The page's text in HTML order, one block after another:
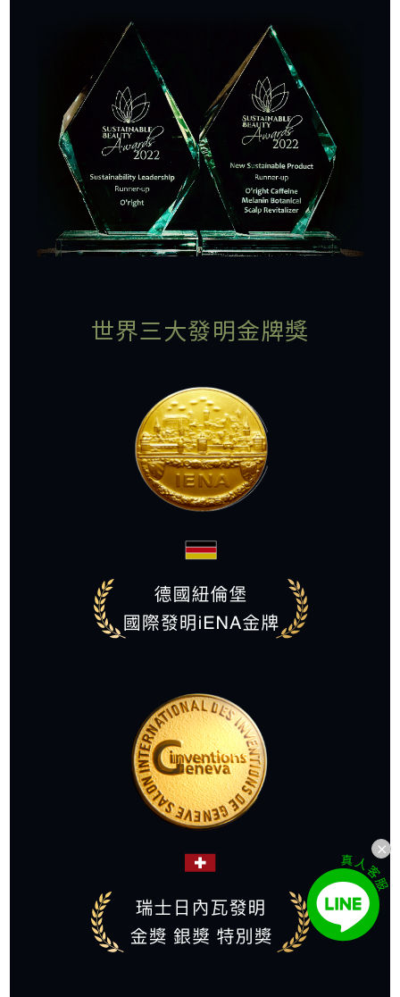
世界三大發明金牌獎